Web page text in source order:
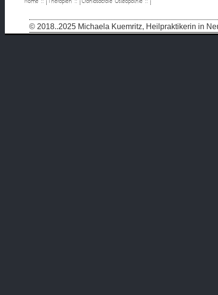
© 2018..2025 Michaela Kuemritz, Heilpraktikerin in